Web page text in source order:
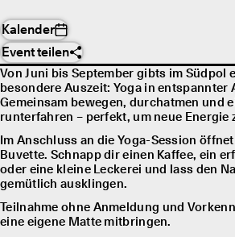
Kalender
Event teilen
Von Juni bis September gibts im Südpol
besondere Auszeit: Yoga in entspannter
Gemeinsam bewegen, durchatmen und
runterfahren – perfekt, um neue Energie
Im Anschluss an die Yoga-Session
Buvette. Schnapp dir einen Kaffee, ein
oder eine kleine Leckerei und lass den
gemütlich ausklingen.
Teilnahme ohne Anmeldung und
eine eigene Matte mitbringen.